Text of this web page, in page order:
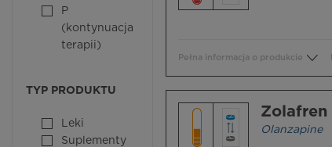
P
(kontynuacja
terapii)
TYP PRODUKTU
Leki
Suplementy
Pełna informacja o produkcie
Zolafren
Olanzapine